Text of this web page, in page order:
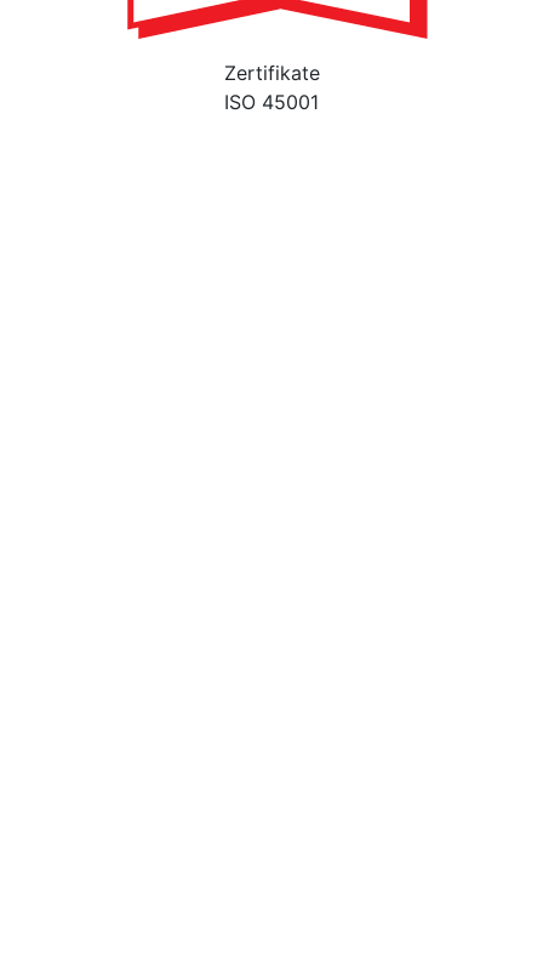
Zertifikate
ISO 45001